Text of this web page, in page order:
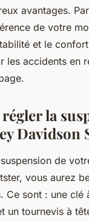
avantages.
de votre
et le
les accidents en
la
Davidson
de
vous aurez
Ce sont : une clé
un tournevis à